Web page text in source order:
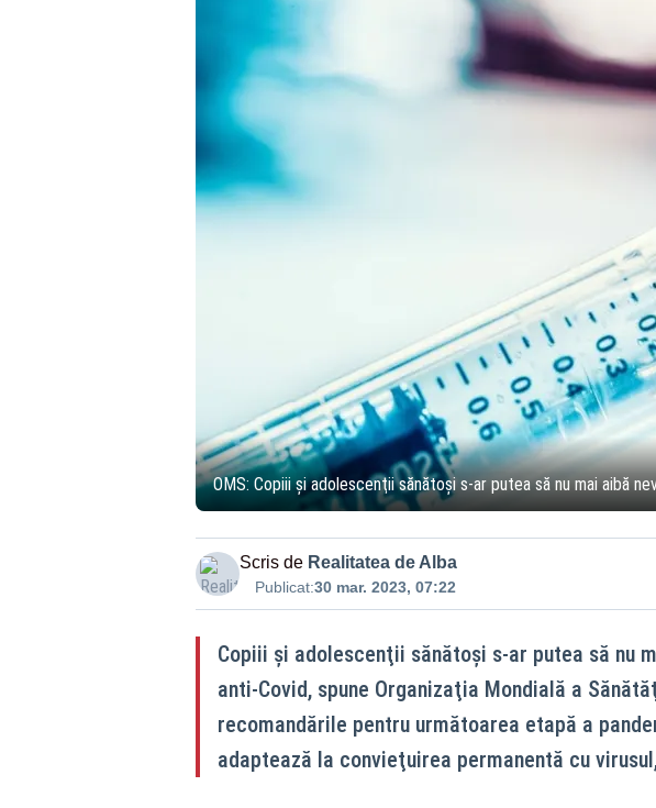
OMS: Copiii şi adolescenţii sănătoşi s-ar putea să nu mai aibă
Scris de Realitatea de Alba
Publicat:30 mar. 2023, 07:22
Copiii şi adolescenţii sănătoşi s-ar putea să nu
anti-Covid, spune Organizaţia Mondială a
recomandările pentru următoarea etapă a
adaptează la convieţuirea permanentă cu